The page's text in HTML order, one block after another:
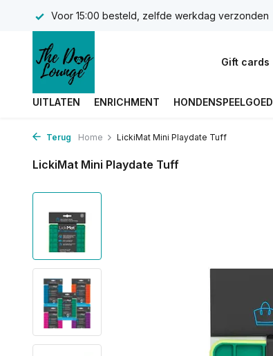
Voor 15:00 besteld, zelfde werkdag verzonden
Gift cards
UITLATEN ENRICHMENT HONDENSPEELGOED
Terug Home LickiMat Mini Playdate Tuff
LickiMat Mini Playdate Tuff